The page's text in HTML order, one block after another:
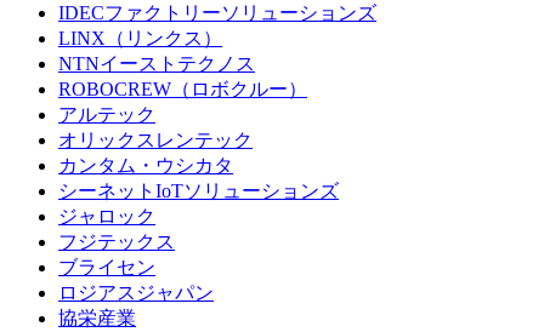
IDECファクトリーソリューションズ
LINX（リンクス）
NTNイーストテクノス
ROBOCREW（ロボクルー）
アルテック
オリックスレンテック
カンタム・ウシカタ
シーネットIoTソリューションズ
ジャロック
フジテックス
ブライセン
ロジアスジャパン
協栄産業